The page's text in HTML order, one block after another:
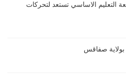
التعليم الاساسي تستعد لتحركات